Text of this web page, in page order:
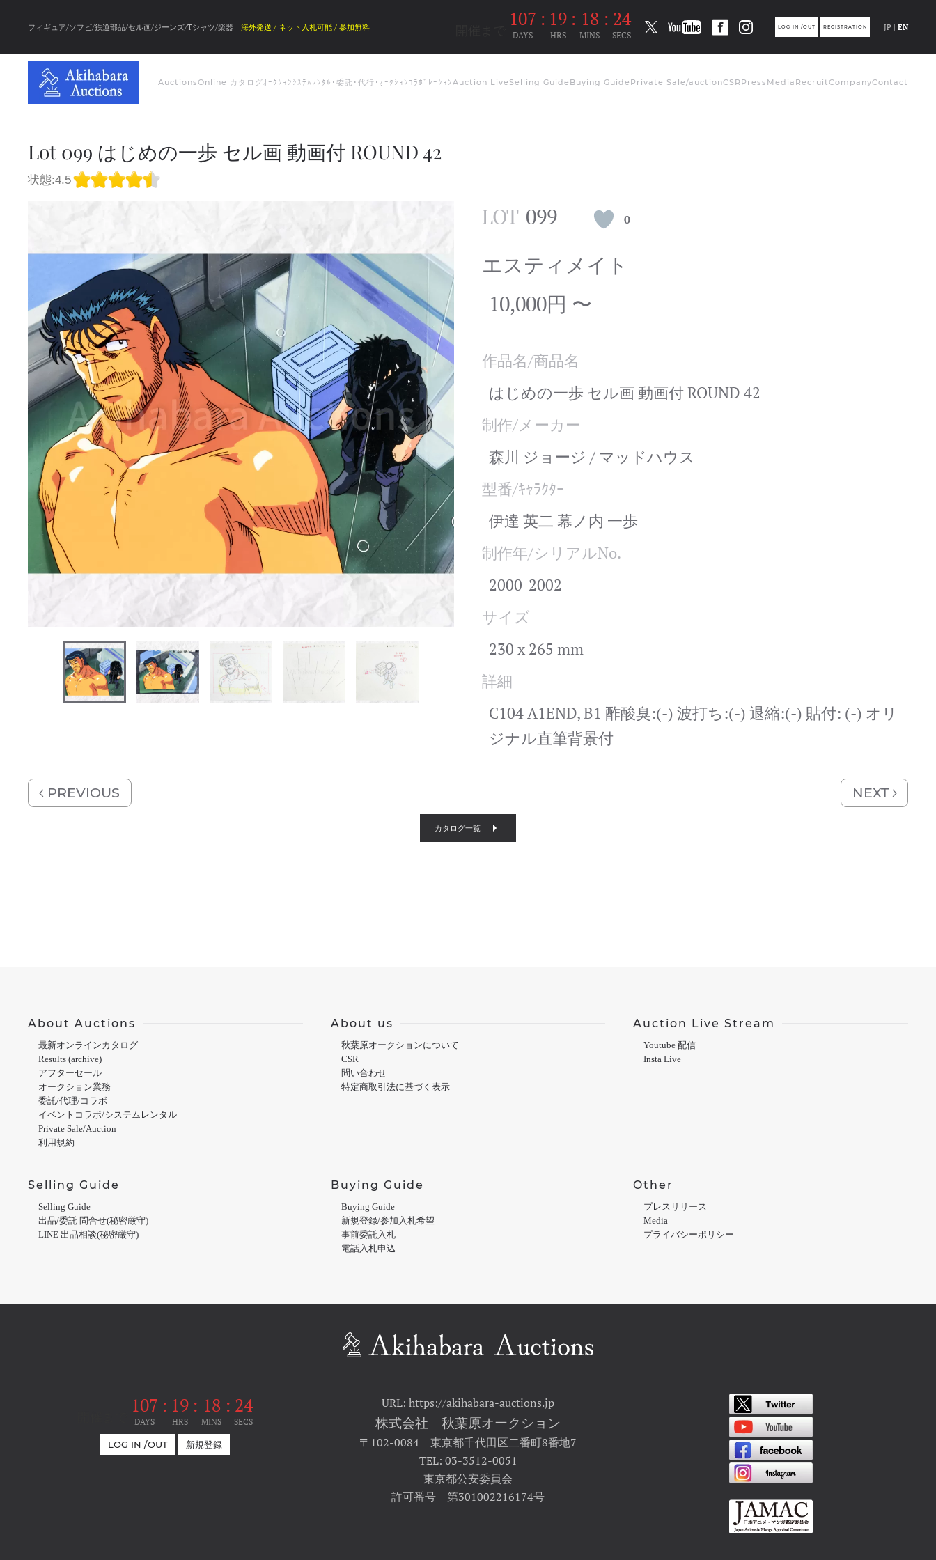
フィギュア/ソフビ/鉄道部品/セル画/ジーンズ/Tシャツ/楽器 海外発送 / ネット入札可能 / 参加無料 107
DAYS
: 19
HRS
: 18
MINS
: 24
SECS
LOG IN /OUT REGISTRATION JP | EN
AuctionsOnline カタログｵｰｸｼｮﾝｼｽﾃﾑﾚﾝﾀﾙ･委託･代行･ｵｰｸｼｮﾝｺﾗﾎﾞﾚｰｼｮﾝAuction LiveSelling Guide Buying Guide Private Sale/auctionCSRPress Media RecruitCompanyContact
Lot 099 はじめの一歩 セル画 動画付 ROUND 42
状態:4.5
LOT 099 0
エスティメイト
10,000円 〜
作品名/商品名
はじめの一歩 セル画 動画付 ROUND 42
制作/メーカー
森川 ジョージ / マッドハウス
型番/ｷｬﾗｸﾀｰ
伊達 英二 幕ノ内 一歩
制作年/シリアルNo.
2000-2002
サイズ
230 x 265 mm
詳細
C104 A1END, B1 酢酸臭:(-) 波打ち:(-) 退縮:(-) 貼付: (-) オリ
ジナル直筆背景付
PREVIOUS NEXT
カタログ一覧
About Auctions
最新オンラインカタログ
Results (archive)
アフターセール
オークション業務
委託/代理/コラボ
イベントコラボ/システムレンタル
Private Sale/Auction
利用規約
About us
秋葉原オークションについて
CSR
問い合わせ
特定商取引法に基づく表示
Auction Live Stream
Youtube 配信
Insta Live
Selling Guide
Selling Guide
出品/委託 問合せ(秘密厳守)
LINE 出品相談(秘密厳守)
Buying Guide
Buying Guide
新規登録/参加入札希望
事前委託入札
電話入札申込
Other
プレスリリース
Media
プライバシーポリシー
107
DAYS
: 19
HRS
: 18
MINS
: 24
SECS
LOG IN /OUT 新規登録
URL: https://akihabara-auctions.jp
株式会社 秋葉原オークション
〒102-0084 東京都千代田区二番町8番地7
TEL: 03-3512-0051
東京都公安委員会
許可番号 第301002216174号